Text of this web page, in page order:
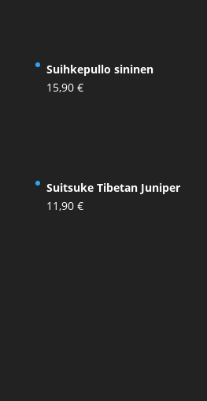
Suihkepullo sininen
15,90 €
Suitsuke Tibetan Juniper
11,90 €